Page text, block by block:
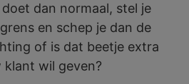
dan normaal, stel je
en schep je dan de
of is dat beetje extra
wil geven?